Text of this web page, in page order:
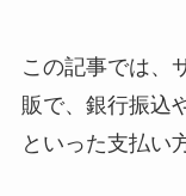
この記事では、
販で、銀行振込
といった支払い